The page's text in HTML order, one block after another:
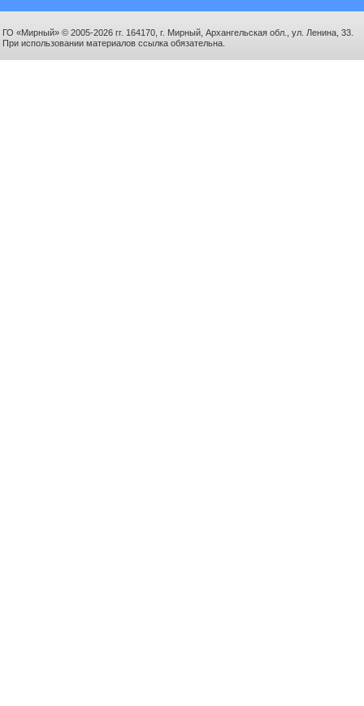
ГО «Мирный» © 2005-2026 гг. 164170, г. Мирный, Архангельская обл., ул. Ленина, 33.
При использовании материалов ссылка обязательна.